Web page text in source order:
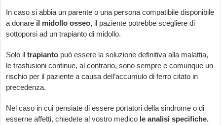
In caso si abbia un parente o una persona compatibile disponibile
a donare il midollo osseo, il paziente potrebbe scegliere di
sottoporsi ad un trapianto di midollo.
Solo iltrapianto può essere la soluzione definitiva alla malattia,
le trasfusioni continue, al contrario, sono sempre e comunque un
rischio per il paziente a causa dell’accumulo di ferro citato in
precedenza.
Nel caso in cui pensiate di essere portatori della sindrome o di
esserne affetti, chiedete al vostro medico le analisi specifiche.